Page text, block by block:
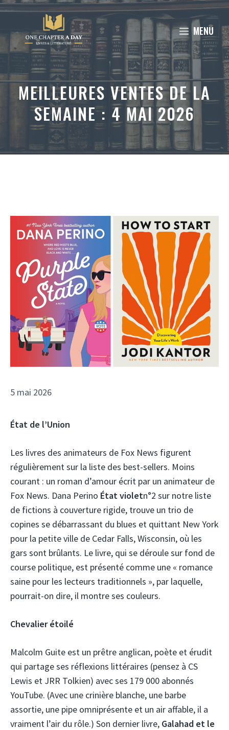
Aller
contenu
MENU
MEILLEURES VENTES DE LA
SEMAINE : 4 MAI 2026
5 mai 2026
État de l’Union
Les livres des animateurs de Fox News figurent
régulièrement sur la liste des best-sellers. Moins
courant : un roman d’amour écrit par un animateur de
Fox News. Dana Perino État violetn°2 sur notre liste
de fictions à couverture rigide, trouve un trio de
copines se débarrassant du blues et quittant New York
pour la petite ville de Cedar Falls, Wisconsin, où les
gars sont brûlants. Le livre, qui se déroule sur fond de
course politique, est présenté comme une « romance
saine pour les lecteurs traditionnels », par laquelle,
pourrait-on dire, il montre ses couleurs.
Chevalier étoilé
Malcolm Guite est un prêtre anglican, poète et érudit
qui partage ses réflexions littéraires (pensez à CS
Lewis et JRR Tolkien) avec ses 179 000 abonnés
YouTube. (Avec une crinière blanche, une barbe
assortie, une pipe omniprésente et un air affable, il a
vraiment l’air du rôle.) Son dernier livre, Galahad et le